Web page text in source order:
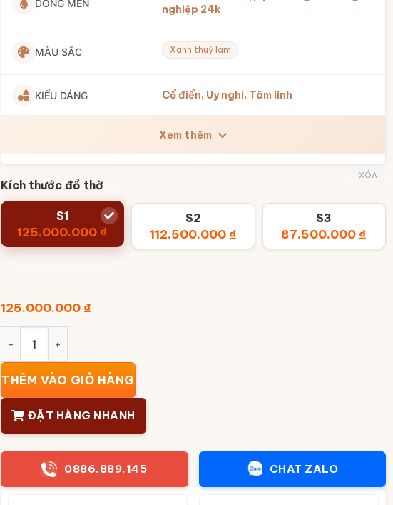
DÒNG MEN
nghiệp 24k
MÀU SẮC Xanh thuỷ lam
KIỂU DÁNG Cổ điển, Uy nghi, Tâm linh
Xem thêm
Kích thước đồ thờ
S1
125.000.000 ₫
S2
112.500.000 ₫
S3
87.500.000 ₫
XÓA
125.000.000 ₫
THÊM VÀO GIỎ HÀNG
ĐẶT HÀNG NHANH
0886.889.145 CHAT ZALO